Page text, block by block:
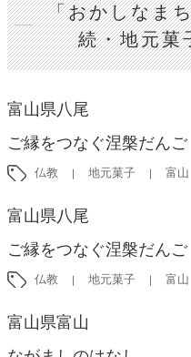
「おかしなま
続・地元菓
富山県八尾
ご縁をつなぐ涅槃だんご
仏教 地元菓子 富山
富山県八尾
ご縁をつなぐ涅槃だんご
仏教 地元菓子 富山
富山県富山